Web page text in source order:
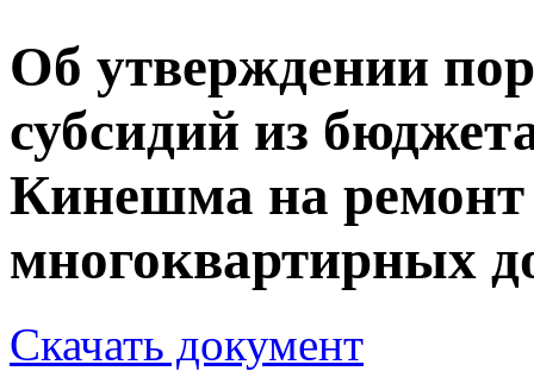
Об утверждении
субсидий из
Кинешма на ремонт
многоквартирных
Скачать документ